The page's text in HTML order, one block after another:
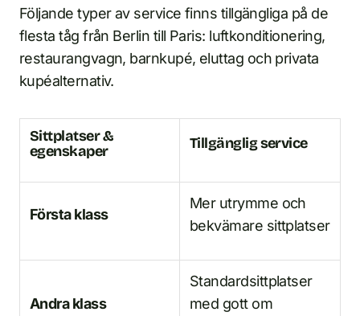
Följande typer av service finns tillgängliga på de
flesta tåg från Berlin till Paris: luftkonditionering,
restaurangvagn, barnkupé, eluttag och privata
kupéalternativ.
Sittplatser &
egenskaper
Tillgänglig service
Första klass
Mer utrymme och
bekvämare sittplatser
Andra klass
Standardsittplatser
med gott om